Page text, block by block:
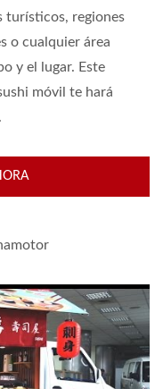
turísticos, regiones
o cualquier área
y el lugar. Este
móvil te hará